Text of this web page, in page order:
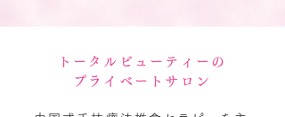
トータルビューティーの
プライベートサロン